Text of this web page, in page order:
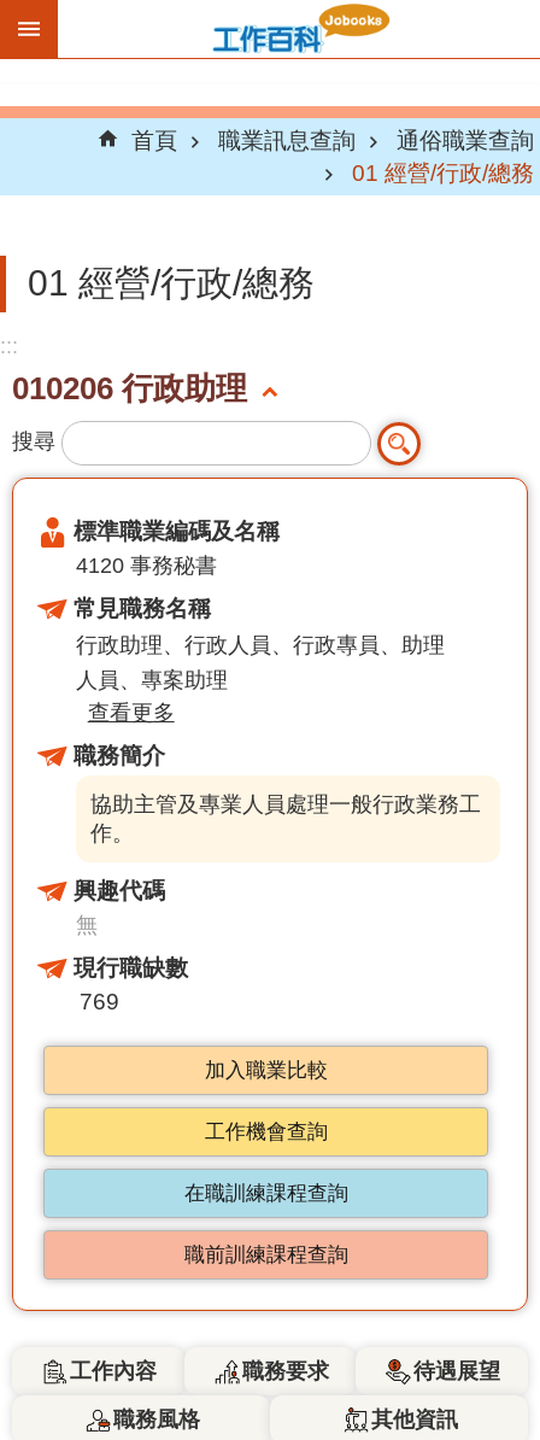
跳到主要內容區塊
首頁 職業訊息查詢
通俗職業查詢
01 經營/行政/總務
01 經營/行政/總務
:::
010206 行政助理
搜尋
標準職業編碼及名稱
4120 事務秘書
常見職務名稱
行政助理 行政人員 行政專員
助理
人員
專案助理
查看更多
職務簡介
協助主管及專業人員處理一般行政業務工
作。
興趣代碼
無
現行職缺數
769
加入職業比較
工作機會查詢
在職訓練課程查詢
職前訓練課程查詢
工作內容 職務要求
待遇展望
職務風格
其他資訊